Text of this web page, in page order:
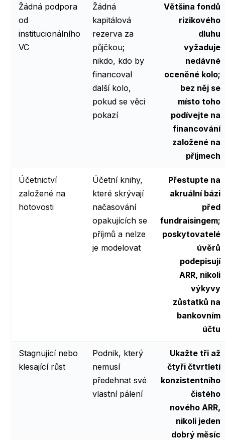
Žádná podpora
od
institucionálního
VC
Žádná
kapitálová
rezerva za
půjčkou;
nikdo, kdo by
financoval
další kolo,
pokud se věci
pokazí
Většina fondů
rizikového
dluhu
vyžaduje
nedávné
oceněné kolo;
bez něj se
místo toho
podívejte na
financování
založené na
příjmech
Účetnictví
založené na
hotovosti
Účetní knihy,
které skrývají
načasování
opakujících se
příjmů a nelze
je modelovat
Přestupte na
akruální bázi
před
fundraisingem;
poskytovatelé
úvěrů
podepisují
ARR, nikoli
výkyvy
zůstatků na
bankovním
účtu
Stagnující nebo
klesající růst
Podnik, který
nemusí
předehnat své
vlastní pálení
Ukažte tři až
čtyři čtvrtletí
konzistentního
čistého
nového ARR,
nikoli jeden
dobrý měsíc